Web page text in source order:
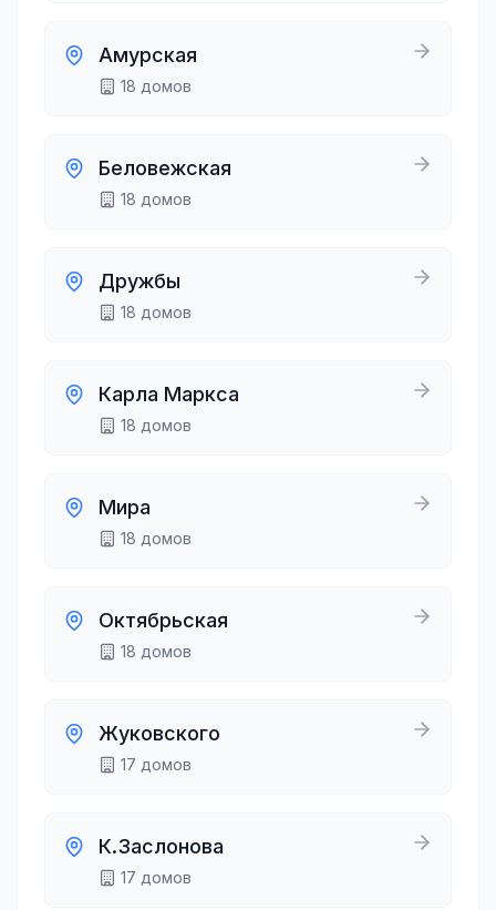
Амурская
18 домов
Беловежская
18 домов
Дружбы
18 домов
Карла Маркса
18 домов
Мира
18 домов
Октябрьская
18 домов
Жуковского
17 домов
К.Заслонова
17 домов